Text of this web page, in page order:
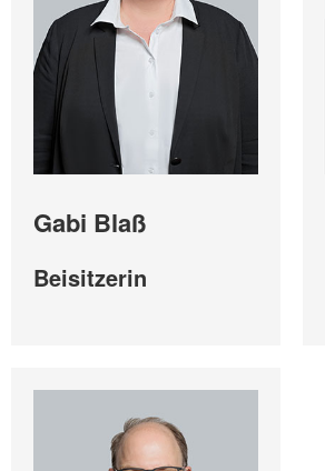
Gabi Blaß
Beisitzerin